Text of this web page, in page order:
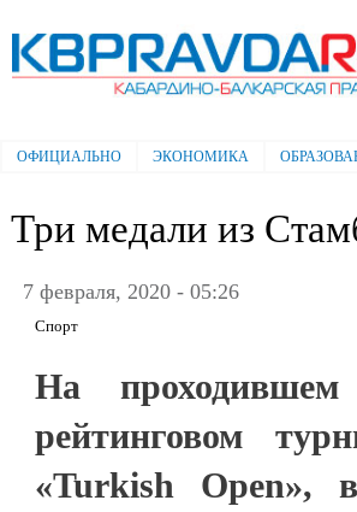
Электронная газета "Кабардино-
Балкарская правда"
Главное меню
ОФИЦИАЛЬНО ЭКОНОМИКА
Три медали из
7 февраля, 2020 - 05:26
Спорт
На
рейтинговом
«Turkish Open»,